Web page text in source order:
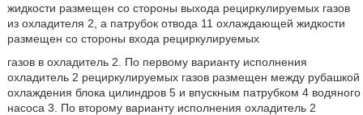
жидкости размещен со стороны выхода рециркулируемых газов
из охладителя 2, а патрубок отвода 11 охлаждающей жидкости
размещен со стороны входа рециркулируемых
газов в охладитель 2. По первому варианту исполнения
охладитель 2 рециркулируемых газов размещен между рубашкой
охлаждения блока цилиндров 5 и впускным патрубком 4 водяного
насоса 3. По второму варианту исполнения охладитель 2